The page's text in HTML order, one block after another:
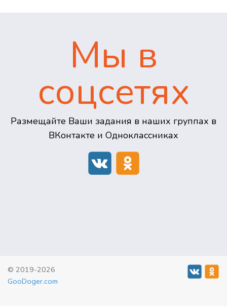
Мы в
соцсетях
Размещайте Ваши задания в наших группах в
ВКонтакте и Одноклассниках
© 2019-2026
GooDoger.com